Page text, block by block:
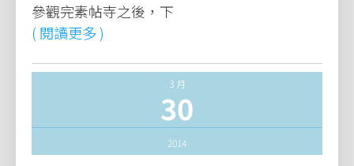
參觀完素帖寺之後，下
( 閱讀更多 )
3 月
30
2014